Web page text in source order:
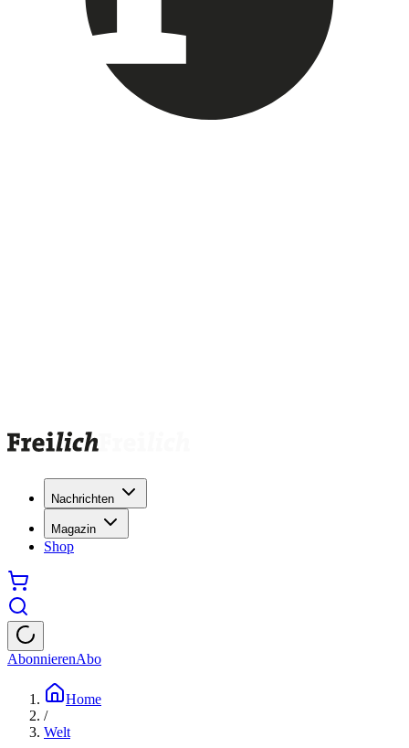
Nachrichten
Magazin
Shop
AbonnierenAbo
Home
/
Welt